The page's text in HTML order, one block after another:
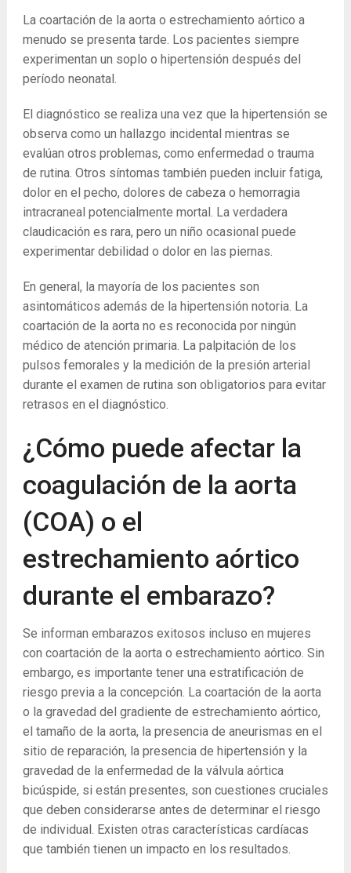
La coartación de la aorta o estrechamiento aórtico a
menudo se presenta tarde. Los pacientes siempre
experimentan un soplo o hipertensión después del
período neonatal.
El diagnóstico se realiza una vez que la hipertensión se
observa como un hallazgo incidental mientras se
evalúan otros problemas, como enfermedad o trauma
de rutina. Otros síntomas también pueden incluir fatiga,
dolor en el pecho, dolores de cabeza o hemorragia
intracraneal potencialmente mortal. La verdadera
claudicación es rara, pero un niño ocasional puede
experimentar debilidad o dolor en las piernas.
En general, la mayoría de los pacientes son
asintomáticos además de la hipertensión notoria. La
coartación de la aorta no es reconocida por ningún
médico de atención primaria. La palpitación de los
pulsos femorales y la medición de la presión arterial
durante el examen de rutina son obligatorios para evitar
retrasos en el diagnóstico.
¿Cómo puede afectar la
coagulación de la aorta
(COA) o el
estrechamiento aórtico
durante el embarazo?
Se informan embarazos exitosos incluso en mujeres
con coartación de la aorta o estrechamiento aórtico. Sin
embargo, es importante tener una estratificación de
riesgo previa a la concepción. La coartación de la aorta
o la gravedad del gradiente de estrechamiento aórtico,
el tamaño de la aorta, la presencia de aneurismas en el
sitio de reparación, la presencia de hipertensión y la
gravedad de la enfermedad de la válvula aórtica
bicúspide, si están presentes, son cuestiones cruciales
que deben considerarse antes de determinar el riesgo
de individual. Existen otras características cardíacas
que también tienen un impacto en los resultados.